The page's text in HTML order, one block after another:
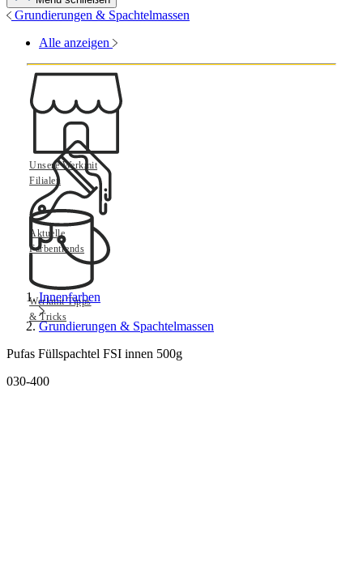
Grundierungen & Spachtelmassen
Alle anzeigen
Unsere Werkmit
Filialen
Aktuelle
Farbentrends
Werkmit Tipps
& Tricks
Innenfarben
Grundierungen & Spachtelmassen
Pufas Füllspachtel FSI innen 500g
030-400